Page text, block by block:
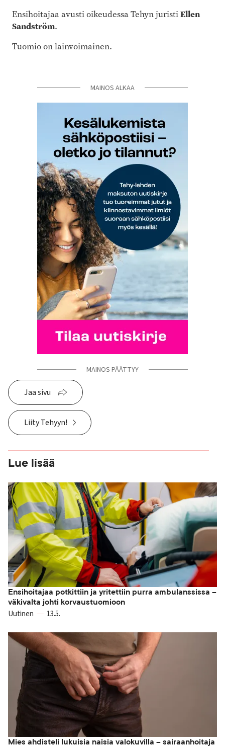
Ensihoitajaa avusti oikeudessa Tehyn juristiEllen
Sandström.
Tuomio on lainvoimainen.
MAINOS ALKAA
MAINOS PÄÄTTYY
Jaa sivu
Liity Tehyyn!
Lue lisää
Ensihoitajaa potkittiin ja yritettiin purra ambulanssissa –
väkivalta johti korvaustuomioon
Uutinen 13.5.
Mies ahdisteli lukuisia naisia valokuvilla – sairaanhoitaja